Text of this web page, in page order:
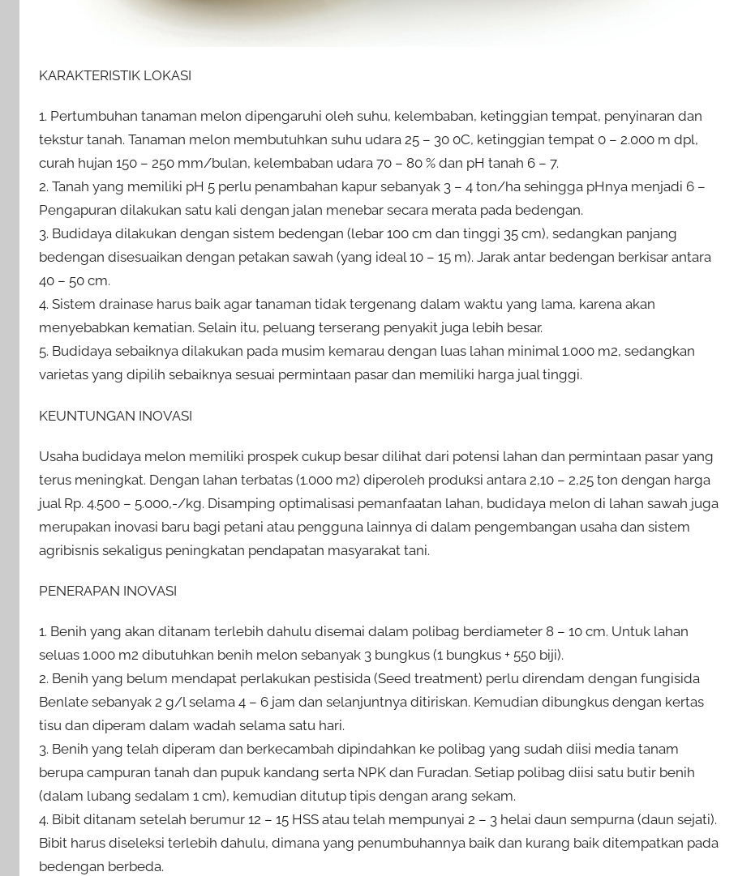
KARAKTERISTIK LOKASI
1. Pertumbuhan tanaman melon dipengaruhi oleh suhu, kelembaban, ketinggian tempat, penyinaran dan
tekstur tanah. Tanaman melon membutuhkan suhu udara 25 – 30 0C, ketinggian tempat 0 – 2.000 m dpl,
curah hujan 150 – 250 mm/bulan, kelembaban udara 70 – 80 % dan pH tanah 6 – 7.
2. Tanah yang memiliki pH 5 perlu penambahan kapur sebanyak 3 – 4 ton/ha sehingga pHnya menjadi 6 –
Pengapuran dilakukan satu kali dengan jalan menebar secara merata pada bedengan.
3. Budidaya dilakukan dengan sistem bedengan (lebar 100 cm dan tinggi 35 cm), sedangkan panjang
bedengan disesuaikan dengan petakan sawah (yang ideal 10 – 15 m). Jarak antar bedengan berkisar antara
40 – 50 cm.
4. Sistem drainase harus baik agar tanaman tidak tergenang dalam waktu yang lama, karena akan
menyebabkan kematian. Selain itu, peluang terserang penyakit juga lebih besar.
5. Budidaya sebaiknya dilakukan pada musim kemarau dengan luas lahan minimal 1.000 m2, sedangkan
varietas yang dipilih sebaiknya sesuai permintaan pasar dan memiliki harga jual tinggi.
KEUNTUNGAN INOVASI
Usaha budidaya melon memiliki prospek cukup besar dilihat dari potensi lahan dan permintaan pasar yang
terus meningkat. Dengan lahan terbatas (1.000 m2) diperoleh produksi antara 2,10 – 2,25 ton dengan harga
jual Rp. 4.500 – 5.000,-/kg. Disamping optimalisasi pemanfaatan lahan, budidaya melon di lahan sawah juga
merupakan inovasi baru bagi petani atau pengguna lainnya di dalam pengembangan usaha dan sistem
agribisnis sekaligus peningkatan pendapatan masyarakat tani.
PENERAPAN INOVASI
1. Benih yang akan ditanam terlebih dahulu disemai dalam polibag berdiameter 8 – 10 cm. Untuk lahan
seluas 1.000 m2 dibutuhkan benih melon sebanyak 3 bungkus (1 bungkus + 550 biji).
2. Benih yang belum mendapat perlakukan pestisida (Seed treatment) perlu direndam dengan fungisida
Benlate sebanyak 2 g/l selama 4 – 6 jam dan selanjuntnya ditiriskan. Kemudian dibungkus dengan kertas
tisu dan diperam dalam wadah selama satu hari.
3. Benih yang telah diperam dan berkecambah dipindahkan ke polibag yang sudah diisi media tanam
berupa campuran tanah dan pupuk kandang serta NPK dan Furadan. Setiap polibag diisi satu butir benih
(dalam lubang sedalam 1 cm), kemudian ditutup tipis dengan arang sekam.
4. Bibit ditanam setelah berumur 12 – 15 HSS atau telah mempunyai 2 – 3 helai daun sempurna (daun sejati).
Bibit harus diseleksi terlebih dahulu, dimana yang penumbuhannya baik dan kurang baik ditempatkan pada
bedengan berbeda.